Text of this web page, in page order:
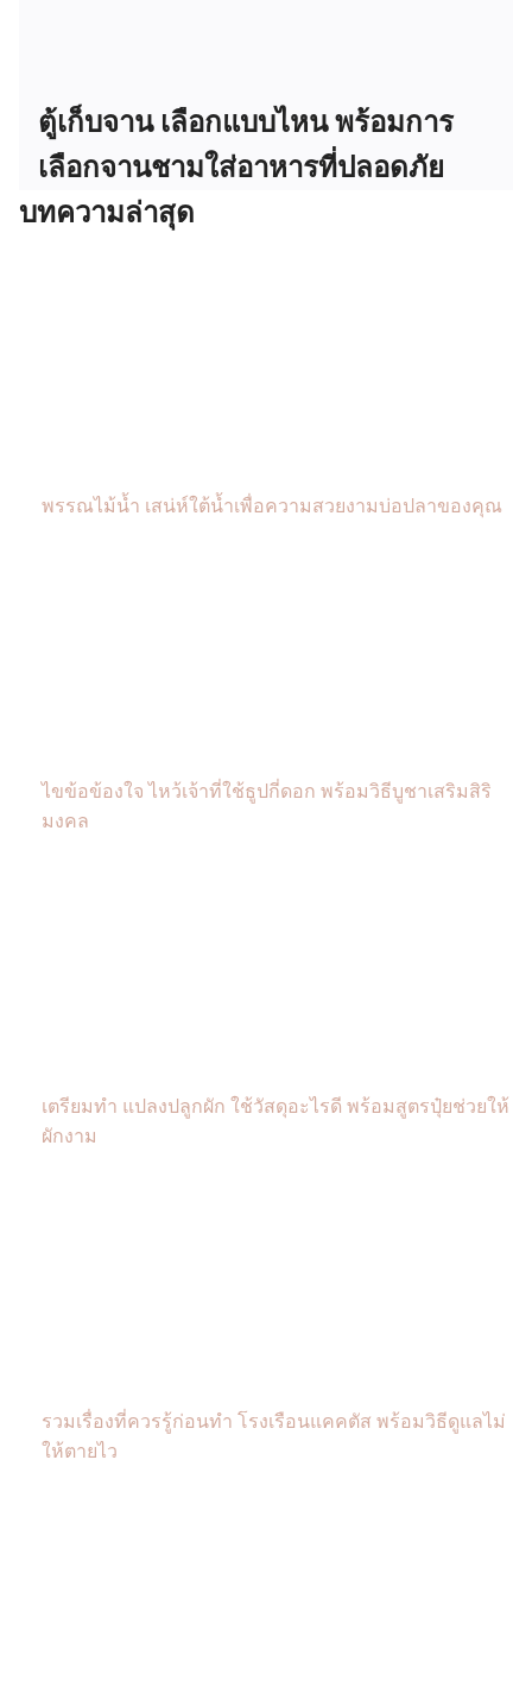
ตู้เก็บจาน เลือกแบบไหน พร้อมการ
เลือกจานชามใส่อาหารที่ปลอดภัย
บทความล่าสุด
พรรณไม้น้ำ เสน่ห์ใต้น้ำเพื่อความสวยงามบ่อปลาของคุณ
ไขข้อข้องใจ ไหว้เจ้าที่ใช้ธูปกี่ดอก พร้อมวิธีบูชาเสริมสิริ
มงคล
เตรียมทำ แปลงปลูกผัก ใช้วัสดุอะไรดี พร้อมสูตรปุ๋ยช่วยให้
ผักงาม
รวมเรื่องที่ควรรู้ก่อนทำ โรงเรือนแคคตัส พร้อมวิธีดูแลไม่
ให้ตายไว